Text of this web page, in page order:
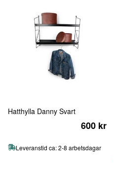
Hatthylla Danny Svart
600 kr
Leveranstid ca: 2-8 arbetsdagar